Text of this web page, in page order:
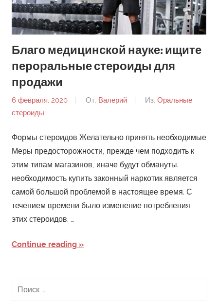
Благо медицинской науке: ищите
пероральные стероиды для
продажи
6 февраля, 2020 От: Валерий Из: Оральные
стероиды
Формы стероидов Желательно принять необходимые
Меры предосторожности, прежде чем подходить к
этим типам магазинов, иначе будут обмануты.
необходимость купить законный наркотик является
самой большой проблемой в настоящее время. С
течением времени было изменение потребления
этих стероидов. …
Continue reading